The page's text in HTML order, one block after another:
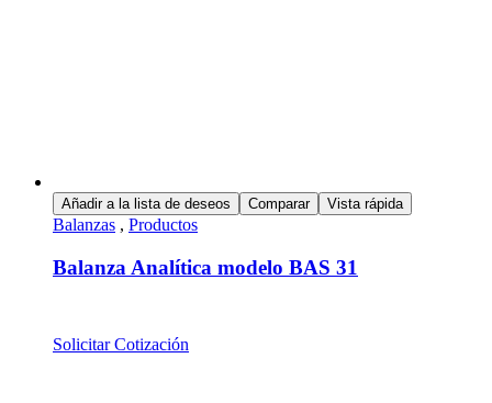
Añadir a la lista de deseos Comparar Vista rápida
Balanzas , Productos
Balanza Analítica modelo BAS 31
Solicitar Cotización